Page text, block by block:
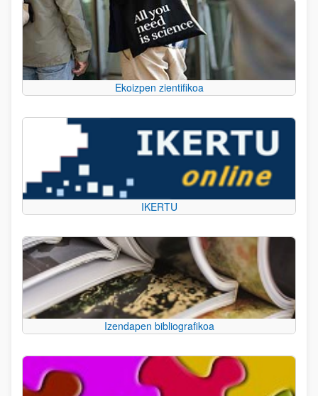
Ekoizpen zientifikoa
IKERTU
Izendapen bibliografikoa